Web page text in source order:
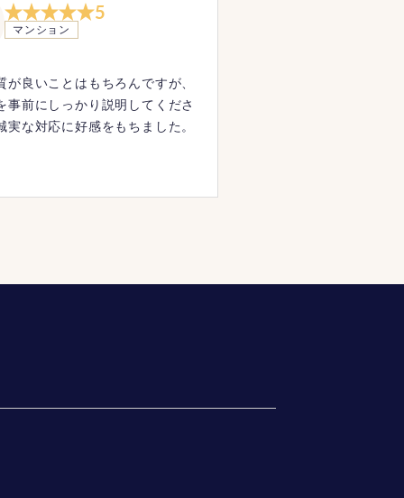
5
マンション
が良いことはもちろんですが、
事前にしっかり説明してくださ
実な対応に好感をもちました。